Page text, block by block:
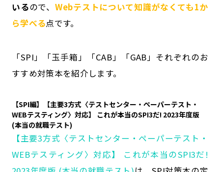
いるので、Webテストについて知識がなくても1か
ら学べる点です。
「SPI」「玉手箱」「CAB」「GAB」それぞれのお
すすめ対策本を紹介します。
【SPI編】【主要3方式〈テストセンター・ペーパーテスト・
WEBテスティング〉対応】 これが本当のSPI3だ! 2023年度版
(本当の就職テスト)
【主要3方式〈テストセンター・ペーパーテスト・
WEBテスティング〉対応】 これが本当のSPI3だ!